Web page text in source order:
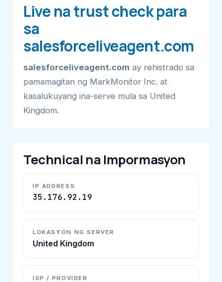
Live na trust check para
sa
salesforceliveagent.com
salesforceliveagent.com ay rehistrado sa
pamamagitan ng MarkMonitor Inc. at
kasalukuyang ina-serve mula sa United
Kingdom.
Technical na Impormasyon
IP ADDRESS
35.176.92.19
LOKASYON NG SERVER
United Kingdom
ISP / PROVIDER